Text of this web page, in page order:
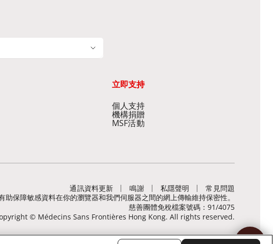
立即支持
個人支持
機構捐贈
MSF活動
通訊資料更新 鳴謝 私隱聲明
常見問題
保障敏感資料在你的瀏覽器和我們伺服器之間的網上傳輸維持保密性。
慈善團體免稅檔案號碼：91/4075
© Médecins Sans Frontières Hong Kong. All rights reserved.